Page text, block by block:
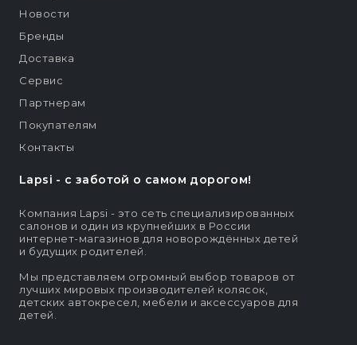
Lapsi - c заботой о самом дорогом!
Компания Lapsi - это сеть специализированных
салонов и один из крупнейших в России
интернет-магазинов для новорождённых детей
и будущих родителей.
Мы представляем огромный выбор товаров от
лучших мировых производителей колясок,
детских автокресел, мебели и аксессуаров для
детей.
Новости
Бренды
Доставка
Сервис
Партнерам
Покупателям
Контакты